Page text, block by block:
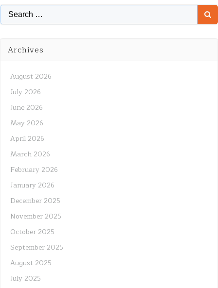
Search
for:
Archives
August 2026
July 2026
June 2026
May 2026
April 2026
March 2026
February 2026
January 2026
December 2025
November 2025
October 2025
September 2025
August 2025
July 2025